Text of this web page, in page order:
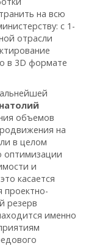
на всю
с 1-
отрасли
в 3D формате
объемов
на
в целом
оптимизации
и
касается
проектно-
резерв
именно